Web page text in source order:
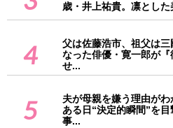
歳・井上祐貴。凛とし
4
父は佐藤浩市、祖父は
なった俳優・寛一郎が
せ...
5
夫が母親を嫌う理由が
ある日“決定的瞬間”を
事...